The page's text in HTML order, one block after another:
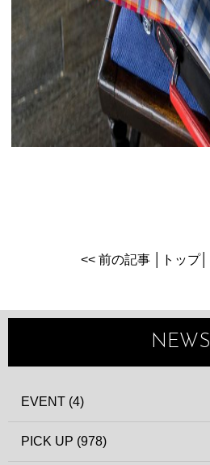
<< 前の記事 トップ│
NEWS
EVENT (4)
PICK UP (978)